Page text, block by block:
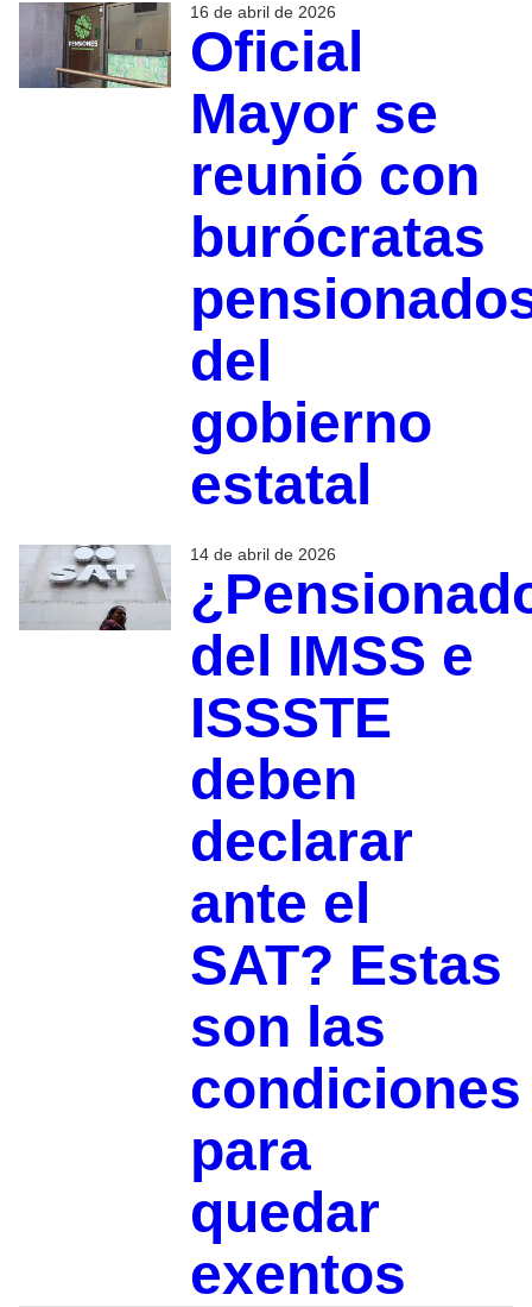
16 de abril de 2026
Oficial
Mayor se
reunió con
burócratas
del
gobierno
estatal
14 de abril de 2026
del IMSS e
ISSSTE
deben
declarar
ante el
SAT? Estas
son las
condiciones
para
quedar
exentos